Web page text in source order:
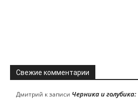
Свежие комментарии
Дмитрий к записи Черника и